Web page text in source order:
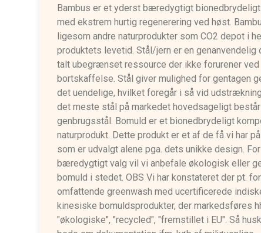
Bambus er et yderst bæredygtigt bionedbrydeligt
med ekstrem hurtig regenerering ved høst.
ligesom andre naturprodukter som CO2 depot i
produktets levetid. Stål/jern er en genanvendelig
talt ubegrænset ressource der ikke forurener ved
bortskaffelse. Stål giver mulighed for gentagen
det uendelige, hvilket foregår i så vid
det meste stål på markedet hovedsageligt
genbrugsstål. Bomuld er et bionedbrydeligt
naturprodukt. Dette produkt er et af de få vi har
som er udvalgt alene pga. dets unikke design.
bæredygtigt valg vil vi anbefale økologisk eller
bomuld i stedet. OBS Vi har konstateret der pt.
omfattende greenwash med ucertificerede
kinesiske bomuldsprodukter, der markedsføres
"økologiske", "recycled", "fremstillet i EU". Så